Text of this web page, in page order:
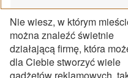
Nie wiesz, w którym
można znaleźć świetnie
działającą firmę, która
dla Ciebie stworzyć wiele
gadżetów reklamowych,